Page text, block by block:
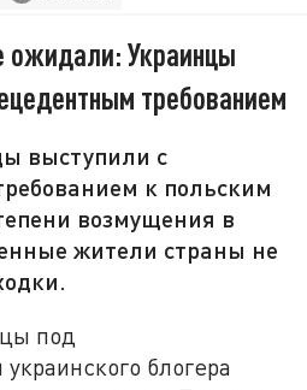
ожидали: Украинцы
требованием
выступили с
к польским
возмущения в
жители страны не
под
блогера